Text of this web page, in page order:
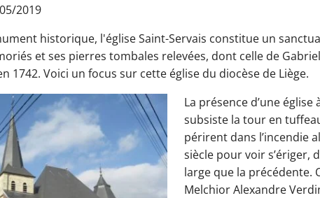
2019
historique, l'église Saint-Servais constitue un
et ses pierres tombales relevées, dont celle de
1742. Voici un focus sur cette église du diocèse de Liège.
La présence d’une
subsiste la tour en
périrent dans l’incendie
siècle pour voir s’ériger,
large que la précédente.
Melchior Alexandre